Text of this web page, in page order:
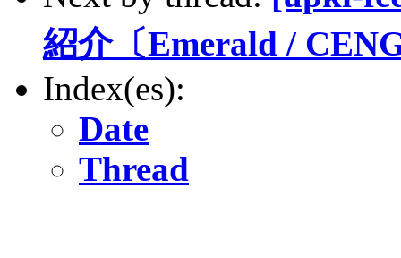
紹介〔Emerald /
Index(es):
Date
Thread